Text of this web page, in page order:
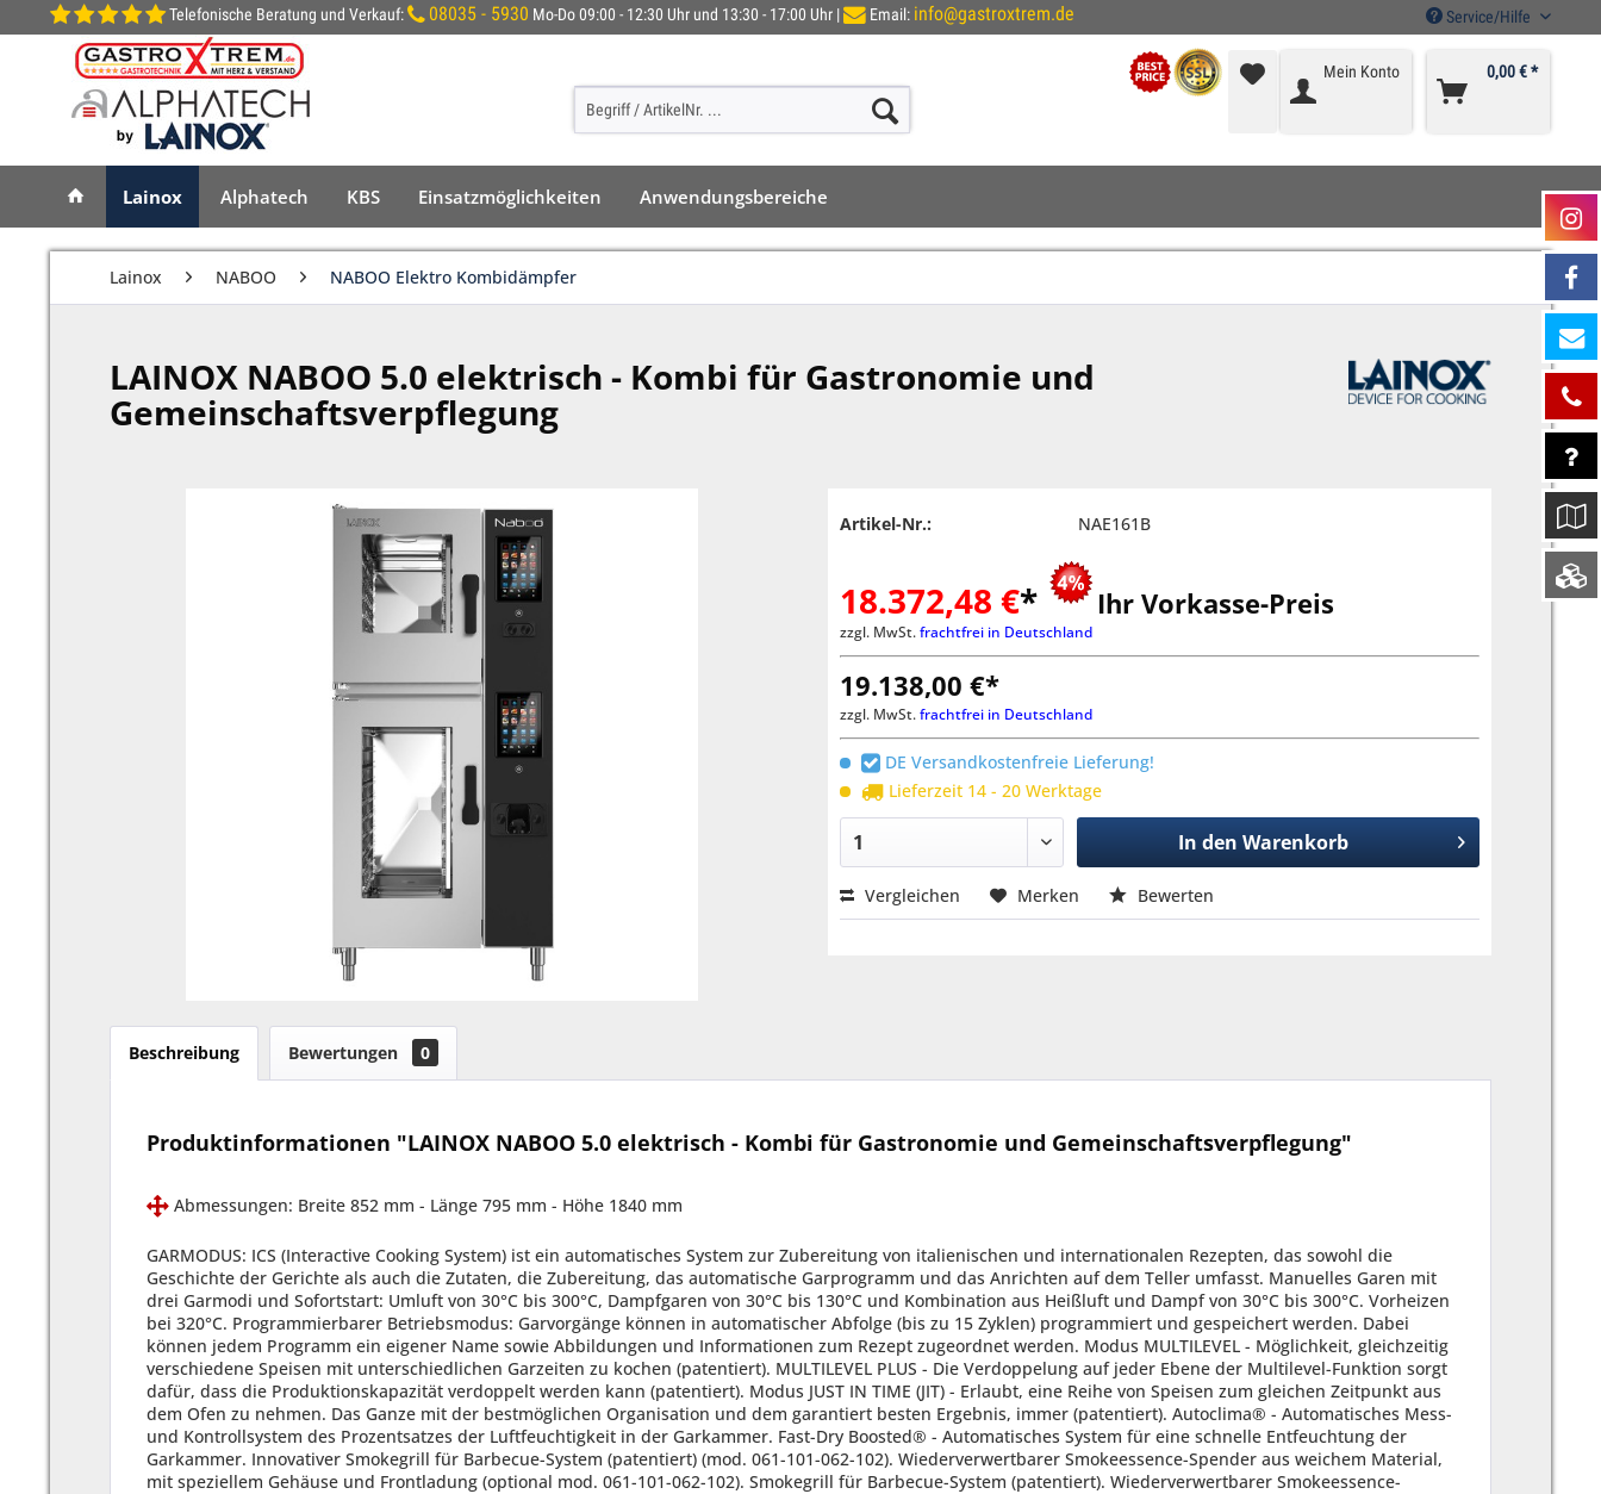
Telefonische Beratung und Verkauf: 08035 - 5930 Mo-Do 09:00 - 12:30 Uhr und 13:30 - 17:00 Uhr | Email: info@gastroxtrem.de Service/Hilfe
Mein Konto 0,00 € *
Lainox Alphatech KBS Einsatzmöglichkeiten Anwendungsbereiche
Lainox NABOO NABOO Elektro Kombidämpfer
LAINOX NABOO 5.0 elektrisch - Kombi für Gastronomie und
Gemeinschaftsverpflegung
Artikel-Nr.: NAE161B
18.372,48 €* Ihr Vorkasse-Preis
zzgl. MwSt.frachtfrei in Deutschland
19.138,00 €*
zzgl. MwSt.frachtfrei in Deutschland
DE Versandkostenfreie Lieferung!
Lieferzeit 14 - 20 Werktage
In den Warenkorb
Vergleichen Merken Bewerten
Beschreibung Bewertungen 0
Produktinformationen "LAINOX NABOO 5.0 elektrisch - Kombi für Gastronomie und Gemeinschaftsverpflegung"
Abmessungen: Breite 852 mm - Länge 795 mm - Höhe 1840 mm
GARMODUS: ICS (Interactive Cooking System) ist ein automatisches System zur Zubereitung von italienischen und internationalen Rezepten, das sowohl die Geschichte der Gerichte als auch die Zutaten, die Zubereitung, das automatische Garprogramm und das Anrichten auf dem Teller umfasst. Manuelles Garen mit drei Garmodi und Sofortstart: Umluft von 30°C bis 300°C, Dampfgaren von 30°C bis 130°C und Kombination aus Heißluft und Dampf von 30°C bis 300°C. Vorheizen bei 320°C. Programmierbarer Betriebsmodus: Garvorgänge können in automatischer Abfolge (bis zu 15 Zyklen) programmiert und gespeichert werden. Dabei können jedem Programm ein eigener Name sowie Abbildungen und Informationen zum Rezept zugeordnet werden. Modus MULTILEVEL - Möglichkeit, gleichzeitig verschiedene Speisen mit unterschiedlichen Garzeiten zu kochen (patentiert). MULTILEVEL PLUS - Die Verdoppelung auf jeder Ebene der Multilevel-Funktion sorgt dafür, dass die Produktionskapazität verdoppelt werden kann (patentiert). Modus JUST IN TIME (JIT) - Erlaubt, eine Reihe von Speisen zum gleichen Zeitpunkt aus dem Ofen zu nehmen. Das Ganze mit der bestmöglichen Organisation und dem garantiert besten Ergebnis, immer (patentiert). Autoclima® - Automatisches Mess- und Kontrollsystem des Prozentsatzes der Luftfeuchtigkeit in der Garkammer. Fast-Dry Boosted® - Automatisches System für eine schnelle Entfeuchtung der Garkammer. Innovativer Smokegrill für Barbecue-System (patentiert) (mod. 061-101-062-102). Wiederverwertbarer Smokeessence-Spender aus weichem Material, mit speziellem Gehäuse und Frontladung (optional mod. 061-101-062-102). Smokegrill für Barbecue-System (patentiert). Wiederverwertbarer Smokeessence-Spender (optional mod. 161-201-202). "Garen über Nacht. Das nächtliche Garen bei niedriger Temperatur und anschließende Warmhalten garantiert eine perfekte Erhaltung des Fleisches bei minimalem Gewichtsverlust und geringem Energieverbrauch." KONNEKTIVITÄT VON NABOO MIT CLOUD LAINOX (PATENTIERT) - WI-FI ODER ETHERNET: Nabook - Dank dem Zugriff auf die Cloud, hat man Zugang zu Nabook, dem virtuellen Assistent in der Küche (erfahren Sie mehr auf nabook.cloud, kostenlose Anmeldung). Erstellung von Rezepten komplett mit Zutaten, Zubereitung und Beispielbild. Direkter Zugriff auf die Rezeptdatenbank, über das Cooking-Device mit Download-Möglichkeit (patentiert). Erstellung von Menüs mit Ermittlung der Kalorienanzahl und der enthaltenen Allergene. Dabei stehen personalisierte Druck-Layouts zu Ihrer Verfügung. Berechnung des Food Cost der Rezepte und der Menüs je Einzelportion. Verwaltung der Einkaufsliste, die als Word-Datei exportiert werden kann. Synchronisierung der Geräte, die mit dem jeweiligen Account verbunden sind (patentiert). Kontinuierliche HACCP-Überwachung.auch über Fernverwaltung durch Nabook-Portal. Ferndiagnose durch Nabook-Portal von Seiten des LAINOX Service Center. Automatisches Benachrichtigungssystem der Software-Aktualisierung. Überwachung des Verbrauchs über Fernverwaltung. LMS, LAINOX Multidisplay System - Dank dem Nabook-Portal und dem neuen LMS, können Sie Ihre Geräte konfigurieren und Ihre Rezepte für jeden Naboo auf verschiedene Art synchronisieren. Möglichkeit des Herunterladens von Rezepten vom Nabook-Portal in Abhängigkeit des Lands. Möglichkeit, die Software-Aktualisierung automatisch und für mehrere Geräte gleichzeitig zu starten. FUNKTIONSWEISE: Nach Bedarf konfigurierbares Display, wobei die am häufigsten verwendeten Programme in den Vordergrund gerückt wird. Automatischer Start des Garvorganges (ICS) mit „one touch”. Anordnung der Rezepte in Ordnern mit Vorschau und eigener Bezeichnung des Ordners. Intelligente Wiedererkennung der Rezepte in Ordnern mit Unterordnern. Kapazitiver 10“ LCD- TFT-Farbbildschirm mit hoher Auflösung und Touchscreen-Funktion. Vorheizung Boosted. Möglichkeit, die Garkammer auf bis zu 320°C vorzuheizen, um die Garzeiten bei voller Beladung um bis zu 10% zu verkürzen. Bei ICS erfolgt eine sofortige Anzeige der HACCP-Grafik. Funktion Cool Down zur schnellen Abkühlung der Garkammer mittels Ventilator. Automatischer Neustart des Garvorgangs bei Unterbrechung der Stromversorgung. Schnelle Abkühlung mit möglicher Einspritzung von Wasser in die Garkammer. Manuelle Entfeuchtung. Akustische und optische Anzeige während der verschiedenen Garphasen, mit blinkender Beleuchtung von Zyklusende. Benutzerschnittstelle mit Auswahl von bis zu 29 Sprachen. In Naboo sind 227 Rezepte verfügbar, und mit dem Zugang zum Nabook-Portal gibt es hunderte weitere in stetiger Zunahme. Jedes Rezept wurde getestet, um ein optimales Ergebnis zu gewährleisten. Möglichkeit, das Rezept jederzeit zu visualisieren und zu ändern. Naboo Coach (virtuelle Assistenten). Hinweise auf dem Display auf die Notwendigkeit von Wartung. AUSSTATTUNG ZUR KONTROLLE UND STEUERUNG: Autoreverse-Funktion (automatische Umkehrung der Drehrichtung des Ventilators) für eine gleichmäßige Garung. DELTA T System für die parallele Kontrolle der Temperatur im Garraum und im Produktinneren. Automatische Regulierung der Kondensation des Dampfes. Erleichterter Zugriff auf die programmierbaren Anwenderparameter, um persönliche Einstellungen am Gerät über das Menü vorzunehmen. Möglichkeit der Programmierung des verzögerten Garens mit Datum und Uhrzeit. Möglichkeit aus bis zu 6 Belüftungsgeschwindigkeiten zu wählen, wobei bei den ersten 3 Geschwindigkeiten die Wärmeleistung automatisch gesenkt wird. Für spezielle Garvorgänge kann die Geschwindigkeit abwechselnd verändert werden. Über einen Vier-Punkt-Kerntemperaturfühler wird die Temperatur im Produktinneren kontrolliert. Fix angeschlossener Mehrpunkt-Kerntemperaturfühler, ø 3 mm (Serienausstattung mod. 061-101-602-102). Anschluss der Sonde an den Kern mittels eines Steckverbinders außerhalb der Garkammer (optional mod. 061-101-062-102). Mehrpunkt-Kerntemperaturfühler mit externem Anschluss, ø 3 mm (Serienausstattung mod. 161-201-202). Kerntemperaturfühler für 2 Kerne (Option). USB-Anschluss zum Herunterladen der HACCP-Daten, zum Aktualisieren der Software und zum Herunter- und Hochladen von Garprogrammen. Es kann eingestellt werden, dass sich das Gerät am Ende des automatischen Reinigungsprogrammes ausschaltet. Sperre Benutzerprofil (spezifische Funktion für Quick Service Restaurant - QSR). Voreinstellung des Systems zur Optimierung des Energieverbrauchs SN (optional Elektromodelle). Serviceprogramm: Prüfung der Funktionen - Steuerplatine sowie zur Anzeige der Kerntemperaturfühler - Betriebsstundenzähler der Hauptfunktionen für planmäßige Wartung. Eigendiagnose und Überprüfung der Funktionstüchtigkeit des Geräts vor jedem Gebrauch, mit schriftlicher und akustischer Anzeige etwaiger Auffälligkeiten. Led-Beleuchtung der Garkammer mit niedrigem Verbrauch. Optimale Sichtbarkeit aller Punkte der Garkammer. Neutrales Licht, das die ursprünglichen Farben des Produkts nicht verändert. Intelligent Energy System - Je nach Menge und Art des Produkts kontrolliert und optimiert das Gerät den Energieverbrauch, wobei immer genau die richtige Gartemperatur gehalten wird und Schwankungen vermieden werden. EcoVapor - Mit dem System EcoVapor werden Wasser- und Energieverbrauch dank der automatischen Kontrolle der Dampfsättigung im Garraum erheblich gesenkt. TurboVapor - Mit TurboVapor wird automatisch die ideale Menge an Dampf produziert, die für die Zubereitung von “ schwierigen” Produkten notwendig ist, wie Eiernudeln oder Spargel, Rüben und faseriges Gemüse (für Modell mit Dampfgenerator). Energy Monitor - Überwachung von Strom-, Gas-, Wasser- und Reiniger-Verbrauch. Überwachung und Effizienzkontrolle der externen Wasser-Aufbereitung (Aufbereitung Optional). Erinnerungsfunktion für die Reinigung der Luftfilter. SICHERHEITSAUSSTATTUNG: Entspricht den nationalen und internationalen Normen für den sicheren Betrieb im Falle der Verwendung ohne direkte Bedieneraufsicht - IEC 60335-1 / IEC 60335-2-42 (Elektromodelle). Entspricht den nationalen und internationalen Normen für den sicheren Betrieb im Falle der Verwendung ohne direkte Bedieneraufsicht - IEC 60335-1 / IEC 60335-2-102 - EN203-1 / EN203-2-2 (Gasmodelle). Im Falle einer Unterbrechung der Stromversorgung während der Wäsche ist die Hygiene immer gewährleistet, da der Waschzyklus automatisch wieder anläuft. REINIGUNG / WARTUNG: (Serienausstattung mod. 061-101-062-102) VCS - Vapor Clean System. Neues automatisches Waschsystem, mit Zerstäubung des Reinigungsmittels in der Garkammer. Ermöglicht eine erhebliche Reduzierung des Reinigungsmittelverbrauchs um bis zu 30% (patent pending). Automatisches Reinigungssystem mit integriertem Tank und automatischer Dosierung (Reinigungsflüssigkeit CombiClean CDL05 in zu 100% recyclebaren Kapseln. Inbegriffen ist 1 Kartuschenbehälter flüssiges Reinigungsmittel CDL05 - 990 gr. Kalk-Vorbeugesystem CALOUT das die Bildung und Ansammlung von Kalk im Boiler verhindert (für Modell mit Dampfgenerator). Automatisches Entkalkungssystem mit integriertem Tank und automatischer Dosierung (Flüssiges Entkalkungsmittel CalFree CCF05, in zu 100% recyclebaren Kapseln. Inbegriffen ist 1 Kartuschenbehälter flüssiges Anti-Kalk-Mittel CCF05 - 990 gr. (Serienausstattung mod. 161-201-202) VCS - Vapor Clean System. Neues automatisches Waschsystem, mit Zerstäubung des Reinigungsmittels in der Garkammer. Ermöglicht eine erhebliche Reduzierung des Reinigungsmittelverbrauchs um bis zu 30% (patent pending). Separatem Behälter und automatischer Dosierung (Reinigungsflüssigkeit CombiClean DL010). Kalk-Vorbeugesystem CALOUT das die Bildung und Ansammlung von Kalk im Boiler verhindert (für Modell mit Dampfgenerator). Separatem Behälter und automatischer Dosierung (Flüssiges Anti-Kalk-Mittel CalFree CF010). Inbegriffen ist ein Behälter des flüssigen Anti-Kalk-Mittels CF010 - 990 gr. WMS - Wash Management System. System, das die Planung von Waschprogrammen in Abhängigkeit von der Nutzung des Combi ermöglicht. EMA - Easy Mantenance Access. Leichter Zugang für die Wartung des Gerätes von der